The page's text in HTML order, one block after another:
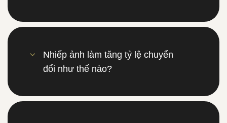
Nhiếp ảnh làm tăng tỷ lệ chuyển
đổi như thế nào?